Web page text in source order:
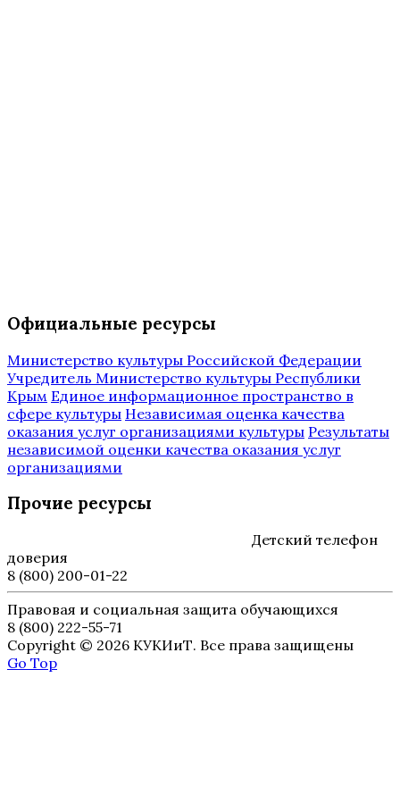
Официальные ресурсы
Министерство культуры Российской Федерации
Учредитель Министерство культуры Республики
Крым Единое информационное пространство в
сфере культуры Независимая оценка качества
оказания услуг организациями культуры Результаты
независимой оценки качества оказания услуг
организациями
Прочие ресурсы
Детский телефон
доверия
8 (800) 200-01-22
Правовая и социальная защита обучающихся
8 (800) 222-55-71
Copyright © 2026 КУКИиТ. Все права защищены
Go Top